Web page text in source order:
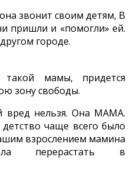
звонит своим детям, В
пришли и «помогли» ей.
городе.
мамы, придется
зону свободы.
вред нельзя. Она МАМА.
чаще всего было
взрослением мамина
перерастать в